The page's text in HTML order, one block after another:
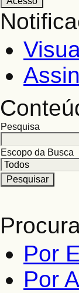
Pesquisa
Escopo da Busca
Por
Por